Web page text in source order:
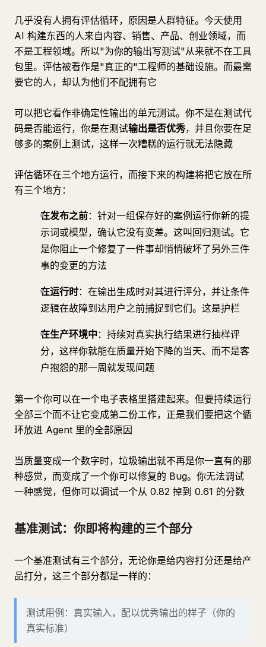
几乎没有人拥有评估循环，原因是人群特征。今天使用
AI 构建东西的人来自内容、销售、产品、创业领域，而
不是工程领域。所以"为你的输出写测试"从来就不在工具
包里。评估被看作是"真正的"工程师的基础设施。而最需
要它的人，却认为他们不配拥有它
可以把它看作非确定性输出的单元测试。你不是在测试代
码是否能运行，你是在测试输出是否优秀，并且你要在足
够多的案例上测试，这样一次糟糕的运行就无法隐藏
评估循环在三个地方运行，而接下来的构建将把它放在所
有三个地方：
在发布之前：针对一组保存好的案例运行你新的提
示词或模型，确认它没有变差。这叫回归测试。它
是你阻止一个修复了一件事却悄悄破坏了另外三件
事的变更的方法
在运行时：在输出生成时对其进行评分，并让条件
逻辑在故障到达用户之前捕捉到它们。这是护栏
在生产环境中 ：持续对真实执行结果进行抽样评
分，这样你就能在质量开始下降的当天、而不是客
户抱怨的那一周就发现问题
第一个你可以在一个电子表格里搭建起来。但要持续运行
全部三个而不让它变成第二份工作，正是我们要把这个循
环放进 Agent 里的全部原因
当质量变成一个数字时，垃圾输出就不再是你一直有的那
种感觉，而变成了一个你可以修复的 Bug。你无法调试
一种感觉，但你可以调试一个从 0.82 掉到 0.61 的分数
基准测试：你即将构建的三个部分
一个基准测试有三个部分，无论你是给内容打分还是给产
品打分，这三个部分都是一样的：
测试用例：真实输入，配以优秀输出的样子（你的
真实标准）